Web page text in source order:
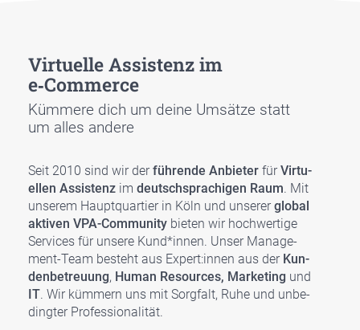
Vir­tu­el­le Assis­tenz im
e‑Commerce
Küm­me­re dich um dei­ne Umsät­ze statt
um alles ande­re
Seit 2010 sind wir der füh­ren­de Anbie­ter für Vir­tu­
el­len Assis­tenz im deutsch­spra­chi­gen Raum. Mit
unse­rem Haupt­quar­tier in Köln und unse­rer glo­bal
akti­ven VPA-Com­mu­ni­tybie­ten wir hoch­wer­ti­ge
Ser­vices für unse­re Kund*innen. Unser Manage­
ment-Team besteht aus Expert:innen aus der Kun­
den­be­treu­ung, Human Resour­ces, Mar­ke­ting und
IT. Wir küm­mern uns mit Sorg­falt, Ruhe und unbe­
ding­ter Pro­fes­sio­na­li­tät.